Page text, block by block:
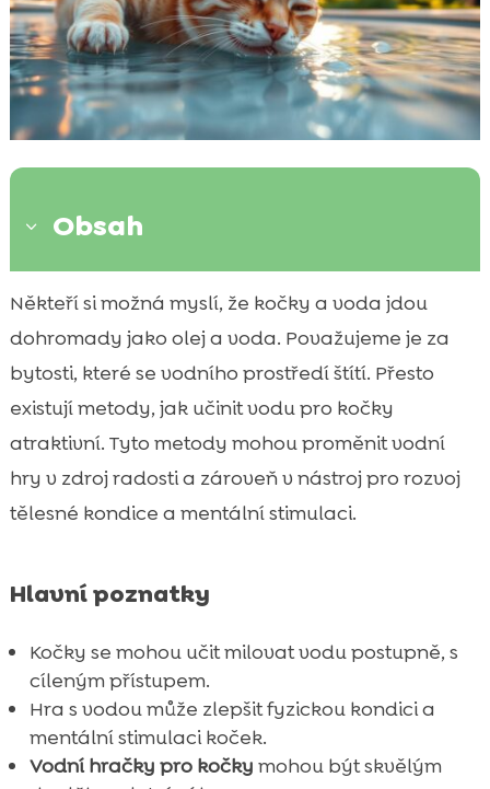
3 Obsah
 Význam hry s vodou pro kočky
 Bezpečnostní opatření při hře s vodou

Nejlepší způsoby, jak povzbudit vaši kočku
k hraní s vodou
Tipy na vytvoření bezpečného vodního
prostředí pro kočky
Vodní hry pro kočky doma i venku
Chování koček při kontaktu s vodou
 Výhody používání CricksyCat krmiva pro
 Výběr správného krmiva pro kočky v létě
Význam hydratace koček během léta
Bill mokré krmivo: hypoalergenní volba

Purrfect Life stelivo: 100 % přírodní
Někteří si možná myslí, že kočky a voda jdou
dohromady jako olej a voda. Považujeme je za
bytosti, které se vodního prostředí štítí. Přesto
existují metody, jak učinit vodu pro kočky
atraktivní. Tyto metody mohou proměnit vodní
hry v zdroj radosti a zároveň v nástroj pro rozvoj
tělesné kondice a mentální stimulaci.
Hlavní poznatky
Kočky se mohou učit milovat vodu postupně, s
cíleným přístupem.
Hra s vodou může zlepšit fyzickou kondici a
mentální stimulaci koček.
Vodní hračky pro kočky mohou být skvělým